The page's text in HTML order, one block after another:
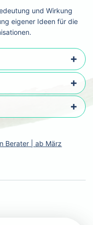
und Wirkung
eigener Ideen für die
Berater | ab März